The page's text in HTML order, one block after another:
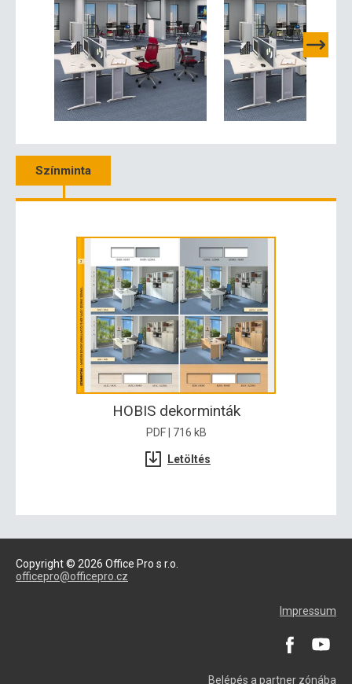
Színminta
HOBIS dekorminták
PDF | 716 kB
Letöltés
Copyright © 2026 Office Pro s r.o.
officepro@officepro.cz
Impressum
Belépés a partner zónába